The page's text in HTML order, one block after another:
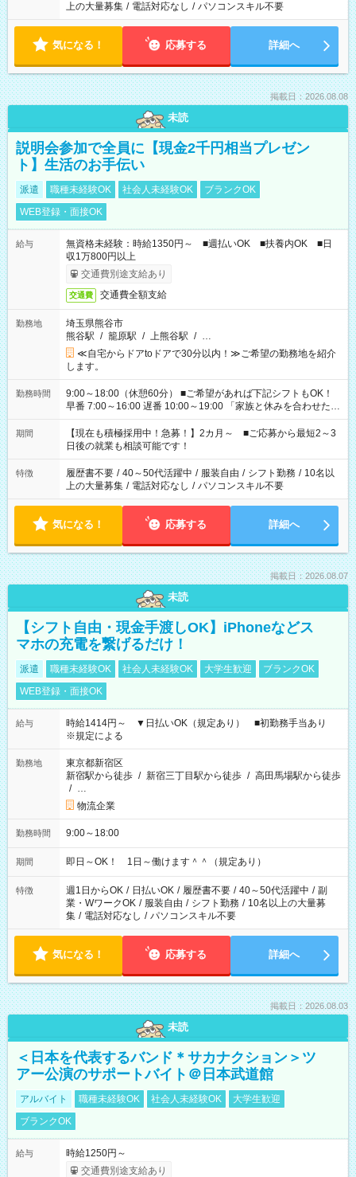
上の大量募集 / 電話対応なし / パソコンスキル不要
気になる！ 応募する 詳細へ
掲載日：2026.08.08
未読
説明会参加で全員に【現金2千円相当プレゼン
ト】生活のお手伝い
派遣 職種未経験OK 社会人未経験OK
ブランクOK
WEB登録・面接OK
給与
無資格未経験：時給1350円～ ■週払いOK ■扶養内OK ■日
収1万800円以上
交通費別途支給あり
交通費 交通費全額支給
勤務地
埼玉県熊谷市
熊谷駅 / 籠原駅 / 上熊谷駅 / …
≪自宅からドアtoドアで30分以内！≫ご希望の勤務地を紹介
します。
勤務時間
9:00～18:00（休憩60分） ■ご希望があれば下記シフトもOK！
早番 7:00～16:00 遅番 10:00～19:00 「家族と休みを合わせた
い」 「余裕を持って夕飯の準備がしたい」 「できれば残業はし
たくない」 など、ご希望を教えてくださいね。 ※Wワーク希望
の方へ 今ご覧のお仕事で希望する勤務時間と、もう1つのお仕事
の勤務時間。 合計で週40時間を超える場合は応募できません。
期間
【現在も積極採用中！急募！】2カ月～ ■ご応募から最短2～3
日後の就業も相談可能です！
特徴 履歴書不要 / 40～50代活躍中 / 服装自由 / シフト勤務 / 10名以
上の大量募集 / 電話対応なし / パソコンスキル不要
気になる！ 応募する 詳細へ
掲載日：2026.08.07
未読
【シフト自由・現金手渡しOK】iPhoneなどス
マホの充電を繋げるだけ！
派遣 職種未経験OK 社会人未経験OK 大学生歓迎
ブランクOK
WEB登録・面接OK
給与
時給1414円～ ▼日払いOK（規定あり） ■初勤務手当あり
※規定による
勤務地
東京都新宿区
新宿駅から徒歩 / 新宿三丁目駅から徒歩 / 高田馬場駅から徒歩
/ …
物流企業
勤務時間 9:00～18:00
期間 即日～OK！ 1日～働けます＾＾（規定あり）
特徴 週1日からOK / 日払いOK / 履歴書不要 / 40～50代活躍中 / 副
業・WワークOK / 服装自由 / シフト勤務 / 10名以上の大量募
集 / 電話対応なし / パソコンスキル不要
気になる！ 応募する 詳細へ
掲載日：2026.08.03
未読
＜日本を代表するバンド＊サカナクション＞ツ
アー公演のサポートバイト＠日本武道館
アルバイト 職種未経験OK 社会人未経験OK
大学生歓迎
ブランクOK
給与
時給1250円～
交通費別途支給あり